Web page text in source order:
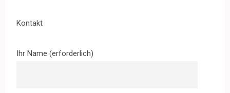
Kontakt
Ihr Name (erforderlich)